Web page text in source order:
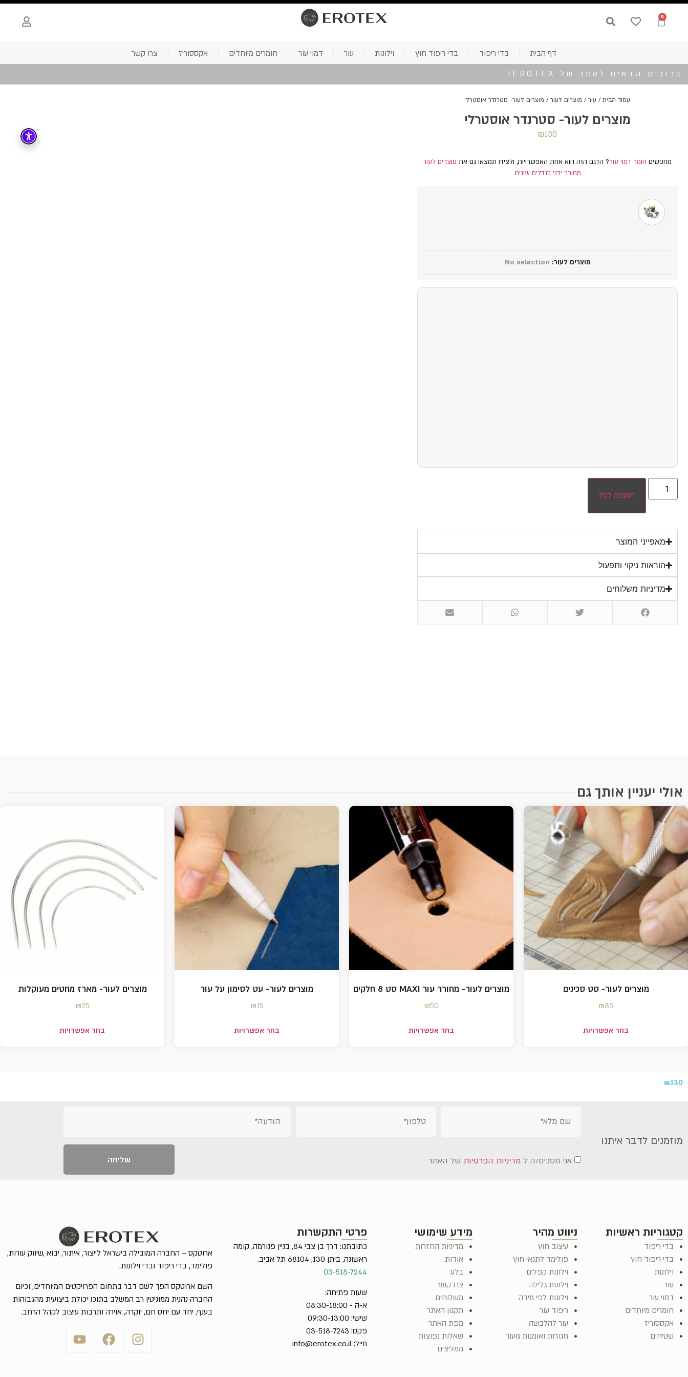
0
דף הבית בדי ריפוד בדי ריפוד חוץ וילונות עור דמוי עור חומרים מיוחדים אקססוריז צרו קשר
ברוכים הבאים לאתר של EROTEX!
עמוד הבית/ עור/ מוצרים לעור/ מוצרים לעור- סטרנדר אוסטרלי
מוצרים לעור- סטרנדר אוסטרלי
₪130
מחפשים חומר דמוי עור? הדגם הזה הוא אחת האפשרויות, ולצידו תמצאו גם את מוצרים לעור
מחורר ידני בגדלים שונים.
מוצרים לעור:
No selection
הוספה לסל
מאפייני המוצר
הוראות ניקוי ותפעול
מדיניות משלוחים
אולי יעניין אותך גם
מוצרים לעור- סט סכינים
₪85
בחר אפשרויות
מוצרים לעור- מחורר עור MAXI סט 8 חלקים
₪50
בחר אפשרויות
מוצרים לעור- עט לסימון על עור
₪15
בחר אפשרויות
מוצרים לעור- מארז מחטים מעוקלות
₪25
בחר אפשרויות
₪130
מוזמנים לדבר איתנו
אני מסכים/ה ל מדיניות הפרטיותשל האתר שליחה
קטגוריות ראשיות
בדי ריפוד
בדי ריפוד חוץ
וילונות
עור
דמוי עור
חומרים מיוחדים
אקססוריז
שטיחים
ניווט מהיר
עיצוב חוץ
פולימד לתנאי חוץ
וילונות קפלים
וילונות גלילה
וילונות לפי מידה
ריפוד עור
עור להלבשה
חגורות ואומנות מעור
מידע שימושי
מדיניות החזרות
אודות
בלוג
צרו קשר
משלוחים
תקנון האתר
מפת האתר
שאלות נפוצות
ממליצים
פרטי התקשרות
כתובתנו: דרך בן צבי 84, בניין פנורמה, קומה
ראשונה, ביתן 130, 68104 תל אביב.
03-518-7244
שעות פתיחה:
א-ה - 08:30-18:00
שישי: 09:30-13:00
פקס: 03-518-7243
מייל: info@erotex.co.il
ארוטקס – החברה המובילה בישראל לייצור, איתור, יבוא ,שיווק עורות,
פולימד, בדי ריפוד ובדי וילונות.
השם ארוטקס הפך לשם דבר בתחום הפרויקטים המיוחדים, וכיום
החברה נהנית ממוניטין רב המשלב בתוכו יכולת ביצועית מהגבוהות
בענף, יחד עם יחס חם, יוקרה, אוירה ותרבות עיצוב לקהל הרחב.